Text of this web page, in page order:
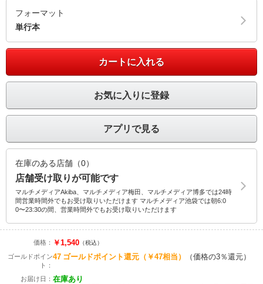
フォーマット
単行本
カートに入れる
お気に入りに登録
アプリで見る
在庫のある店舗（0）
店舗受け取りが可能です
マルチメディアAkiba、マルチメディア梅田、マルチメディア博多では24時
間営業時間外でもお受け取りいただけます マルチメディア池袋では朝6:0
0〜23:30の間、営業時間外でもお受け取りいただけます
価格： ￥1,540 （税込）
ゴールドポイン
ト：
47 ゴールドポイント還元 （￥47相当） （価格の3％還元）
お届け日： 在庫あり